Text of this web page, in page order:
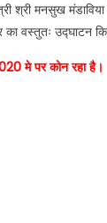
श्री मनसुख
वस्तुतः उद्घाटन
मे पर कोन रहा है।